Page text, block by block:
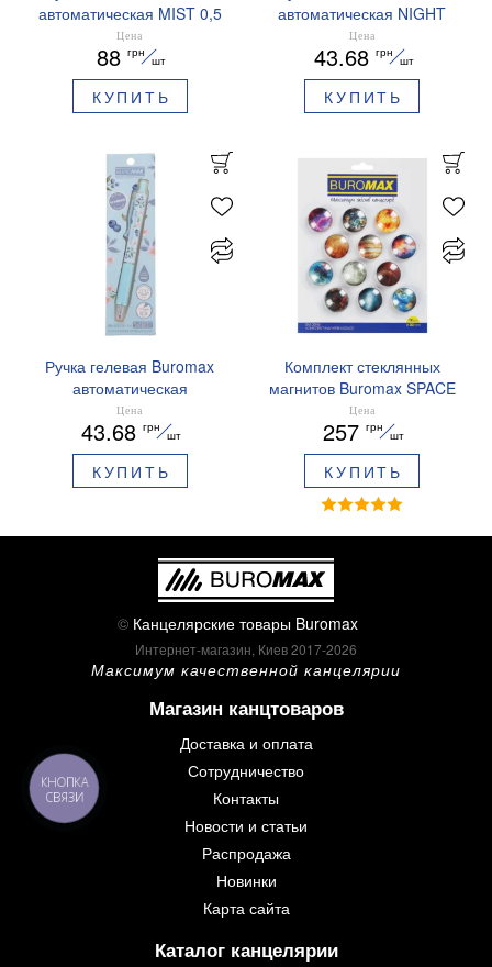
автоматическая MIST 0,5
мм синие чернила
BM.83103
Цена
88 грн
шт
КУПИТЬ
автоматическая NIGHT
SKY ZODIAC 0.5 мм
ароматизированный грипп
синие чернила BM.8379-
01
Цена
43.68 грн
шт
КУПИТЬ
Ручка гелевая Buromax
автоматическая
ARABESKI 0.5 мм
ароматизированный грипп
синие чернила в блистере
BM.8379-02
Цена
43.68 грн
шт
КУПИТЬ
Комплект стеклянных
магнитов Buromax SPACE
12 шт 30 мм BM.0048
Цена
257 грн
шт
КУПИТЬ
© Канцелярские товары Buromax
Интернет-магазин, Киев 2017-2026
Максимум качественной канцелярии
Магазин канцтоваров
Доставка и оплата
Сотрудничество
Контакты
Новости и статьи
Распродажа
Новинки
Карта сайта
Каталог канцелярии
КНОПКА
СВЯЗИ